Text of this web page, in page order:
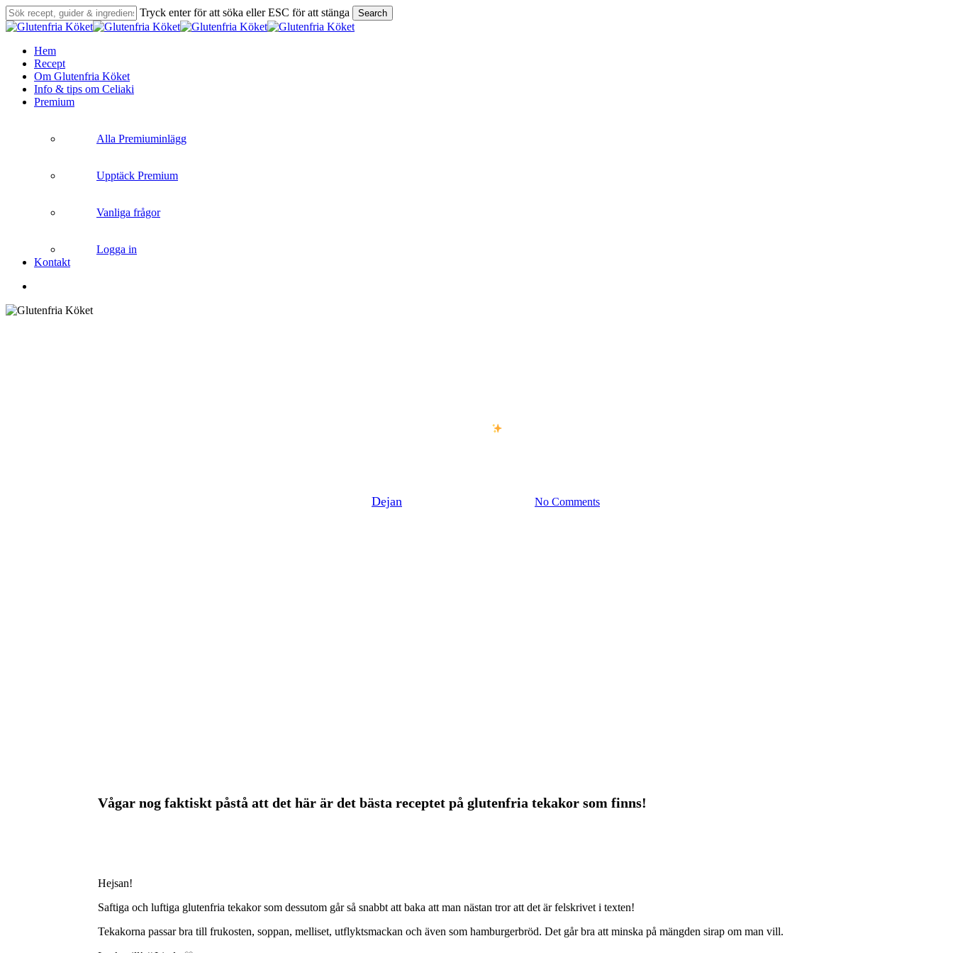
Skip
to
content
Tryck enter för att söka eller ESC för att stänga Search
Close
search
Menu
Hem
Recept
Om Glutenfria Köket
Info & tips om Celiaki
Premium
Alla Premiuminlägg
Upptäck Premium
Vanliga frågor
Logga in
Kontakt
Dejan No Comments
Vågar nog faktiskt påstå att det här är det bästa receptet på glutenfria tekakor som finns!
Hejsan!
Saftiga och luftiga glutenfria tekakor som dessutom går så snabbt att baka att man nästan tror att det är felskrivet i texten!
Tekakorna passar bra till frukosten, soppan, melliset, utflyktsmackan och även som hamburgerbröd. Det går bra att minska på mängden sirap om man vill.